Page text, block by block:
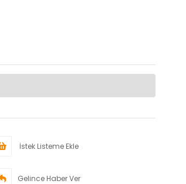
İstek Listeme Ekle
Gelince Haber Ver